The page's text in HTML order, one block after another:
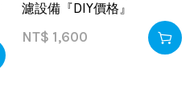
濾設備『DIY價格』
NT$ 1,600